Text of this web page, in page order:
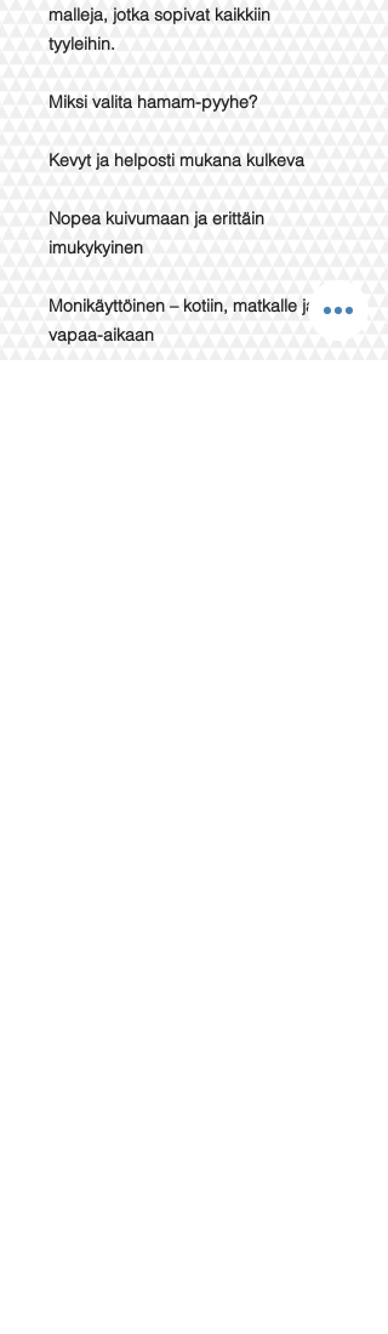
malleja, jotka sopivat kaikkiin
tyyleihin.
Miksi valita hamam-pyyhe?
Kevyt ja helposti mukana kulkeva
Nopea kuivumaan ja erittäin
imukykyinen
Monikäyttöinen – kotiin, matkalle ja
vapaa-aikaan